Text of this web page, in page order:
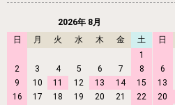
2026年 8月
日
月 火 水 木 金
土
1
2
3 4 5 6 7
8
9
10 11 12 13 14
15
16
17 18 19 20 21
22
日
6
13
20